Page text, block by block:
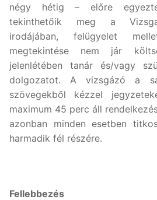
négy hétig – előre
tekinthetőik meg a
irodájában, felügyelet
megtekintése nem jár
jelenlétében tanár és/vagy
dolgozatot. A vizsgázó a
szövegekből kézzel
maximum 45 perc áll
azonban minden esetben
harmadik fél részére.
Fellebbezés